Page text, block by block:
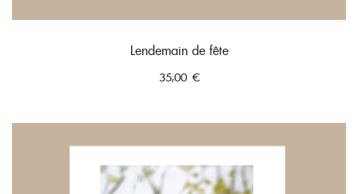
Lendemain de fête
35,00 €